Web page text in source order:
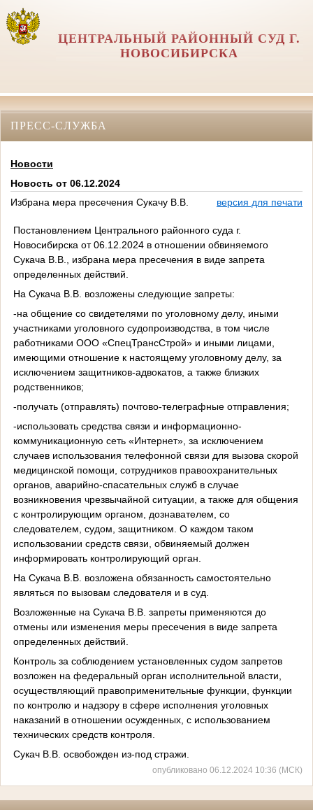
ЦЕНТРАЛЬНЫЙ РАЙОННЫЙ СУД Г.
НОВОСИБИРСКА
ПРЕСС-СЛУЖБА
Новости
Новость от 06.12.2024
Избрана мера пресечения Сукачу В.В.
версия для печати
Постановлением Центрального районного суда г.
Новосибирска от 06.12.2024 в отношении обвиняемого
Сукача В.В., избрана мера пресечения в виде запрета
определенных действий.
На Сукача В.В. возложены следующие запреты:
-на общение со свидетелями по уголовному делу, иными
участниками уголовного судопроизводства, в том числе
работниками ООО «СпецТрансСтрой» и иными лицами,
имеющими отношение к настоящему уголовному делу, за
исключением защитников-адвокатов, а также близких
родственников;
-получать (отправлять) почтово-телеграфные отправления;
-использовать средства связи и информационно-
коммуникационную сеть «Интернет», за исключением
случаев использования телефонной связи для вызова скорой
медицинской помощи, сотрудников правоохранительных
органов, аварийно-спасательных служб в случае
возникновения чрезвычайной ситуации, а также для общения
с контролирующим органом, дознавателем, со
следователем, судом, защитником. О каждом таком
использовании средств связи, обвиняемый должен
информировать контролирующий орган.
На Сукача В.В. возложена обязанность самостоятельно
являться по вызовам следователя и в суд.
Возложенные на Сукача В.В. запреты применяются до
отмены или изменения меры пресечения в виде запрета
определенных действий.
Контроль за соблюдением установленных судом запретов
возложен на федеральный орган исполнительной власти,
осуществляющий правоприменительные функции, функции
по контролю и надзору в сфере исполнения уголовных
наказаний в отношении осужденных, с использованием
технических средств контроля.
Сукач В.В. освобожден из-под стражи.
опубликовано 06.12.2024 10:36 (МСК)